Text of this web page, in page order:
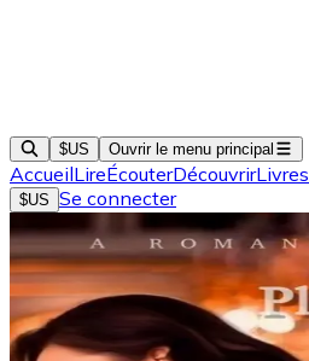
$US Ouvrir le menu principal
AccueilLireÉcouterDécouvrirLivres
$US Se connecter